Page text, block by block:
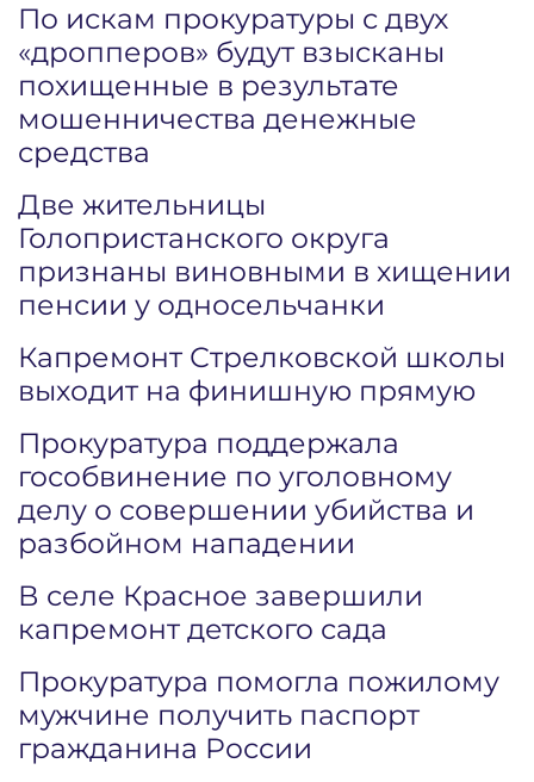
По искам прокуратуры с двух
«дропперов» будут взысканы
похищенные в результате
мошенничества денежные
средства
Две жительницы
Голопристанского округа
признаны виновными в хищении
пенсии у односельчанки
Капремонт Стрелковской школы
выходит на финишную прямую
Прокуратура поддержала
гособвинение по уголовному
делу о совершении убийства и
разбойном нападении
В селе Красное завершили
капремонт детского сада
Прокуратура помогла пожилому
мужчине получить паспорт
гражданина России